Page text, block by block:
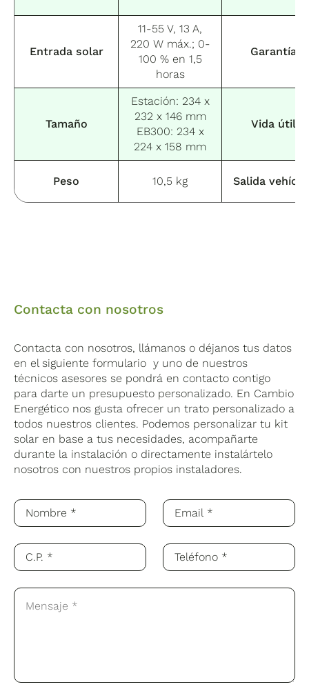
Entrada solar
11-55 V, 13 A,
220 W máx.; 0-
100 % en 1,5
horas
Garantía
Tamaño
Estación: 234 x
232 x 146 mm
EB300: 234 x
224 x 158 mm
Vida útil
Peso 10,5 kg Salida
Contacta con nosotros
Contacta con nosotros, llámanos o déjanos tus datos
en el siguiente formulario y uno de nuestros
técnicos asesores se pondrá en contacto contigo
para darte un presupuesto personalizado. En Cambio
Energético nos gusta ofrecer un trato personalizado a
todos nuestros clientes. Podemos personalizar tu kit
solar en base a tus necesidades, acompañarte
durante la instalación o directamente instalártelo
nosotros con nuestros propios instaladores.